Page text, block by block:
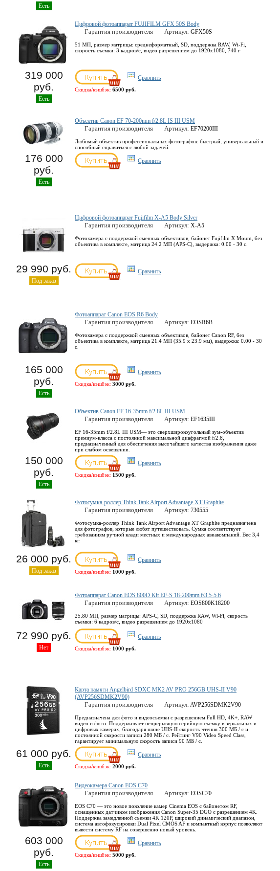
Есть
Цифровой фотоаппарат FUJIFILM GFX 50S Body
Гарантия производителя Артикул: GFX50S
51 МП, размер матрицы: среднеформатный, SD, поддержка RAW, Wi-Fi,
скорость съемки: 3 кадров/с, видео разрешением до 1920x1080, 740 г
319 000
руб.
Есть
Сравнить
Скидка/кэшбэк: 6500 руб.
Объектив Canon EF 70-200mm f/2.8L IS III USM
Гарантия производителя Артикул: EF70200III
Любимый объектив профессиональных фотографов: быстрый, универсальный и
способный справиться с любой задачей.
176 000
руб.
Есть
Сравнить
Цифровой фотоаппарат Fujifilm X-A5 Body Silver
Гарантия производителя Артикул: X-A5
Фотокамера с поддержкой сменных объективов, байонет Fujifilm X Mount, без
объектива в комплекте, матрица 24.2 МП (APS-C), выдержка: 0.00 - 30 с.
29 990 руб.
Под заказ
Сравнить
Фотоаппарат Canon EOS R6 Body
Гарантия производителя Артикул: EOSR6B
Фотокамера с поддержкой сменных объективов, байонет Canon RF, без
объектива в комплекте, матрица 21.4 МП (35.9 x 23.9 мм), выдержка: 0.00 - 30
с.
165 000
руб.
Есть
Сравнить
Скидка/кэшбэк: 3000 руб.
Объектив Canon EF 16-35mm f/2.8L III USM
Гарантия производителя Артикул: EF1635III
EF 16-35mm f/2.8L III USM— это сверхширокоугольный зум-объектив
премиум-класса с постоянной максимальной диафрагмой f/2.8,
предназначенный для обеспечения высочайшего качества изображения даже
при слабом освещении.
150 000
руб.
Есть
Сравнить
Скидка/кэшбэк: 1500 руб.
Фотосумка-роллер Think Tank Airport Advantage XT Graphite
Гарантия производителя Артикул: 730555
Фотосумка-роллер Think Tank Airport Advantage XT Graphite предназначена
для фотографов, которые любят путешествовать. Сумка соответствует
требованиям ручной клади местных и международных авиакомпаний. Вес 3,4
кг.
26 000 руб.
Под заказ
Сравнить
Скидка/кэшбэк: 1000 руб.
Фотоаппарат Canon EOS 800D Kit EF-S 18-200mm f/3.5-5.6
Гарантия производителя Артикул: EOS800K18200
25.80 МП, размер матрицы: APS-C, SD, поддержка RAW, Wi-Fi, скорость
съемки: 6 кадров/с, видео разрешением до 1920x1080
72 990 руб.
Нет
Сравнить
Скидка/кэшбэк: 1000 руб.
Карта памяти Angelbird SDXC MK2 AV PRO 256GB UHS-II V90
(AVP256SDMK2V90)
Гарантия производителя Артикул: AVP256SDMK2V90
Предназначена для фото и видеосъемки с разрешением Full HD, 4K+, RAW
видео и фото. Поддерживает непрерывную серийную съемку в зеркальных и
цифровых камерах, благодаря шине UHS-II скорость чтения 300 МБ / с и
постоянной скорости записи 280 МБ / с. Рейтинг V90 Video Speed Class,
гарантирует минимальную скорость записи 90 МБ / с.
61 000 руб.
Есть
Сравнить
Скидка/кэшбэк: 2000 руб.
Видеокамера Canon EOS C70
Гарантия производителя Артикул: EOSC70
EOS C70 — это новое поколение камер Cinema EOS с байонетом RF,
оснащенных датчиком изображения Canon Super-35 DGO с разрешением 4K.
Поддержка замедленной съемки 4K 120P, широкий динамический диапазон,
система автофокусировки Dual Pixel CMOS AF и компактный корпус позволяют
вывести систему RF на совершенно новый уровень.
603 000
руб.
Есть
Сравнить
Скидка/кэшбэк: 5000 руб.